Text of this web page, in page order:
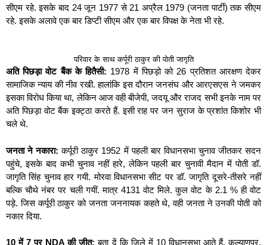
सीएम रहे. इसके बाद 24 जून 1977 से 21 अप्रैल 1979 (जनता पार्टी) तक सीएम
रहे. इसके अलावे एक बार डिप्टी सीएम और एक बार विपक्ष के नेता भी रहे.
परिवार के साथ कर्पूरी ठाकुर की पोती जागृति
अति पिछड़ा वोट बैंक के हितैसी: 1978 में पिछड़ो को 26 प्रतिशत आरक्षण देकर
सामाजिक न्याय की नीव रखी. हालांकि इस दौरान जनसंघ और आरएसएस ने जमकर
इसका विरोध किया था, लेकिन आज वही बीजेपी, जदयू और राजद सभी इनके नाम पर
अति पिछड़ा वोट बैंक इक्ट्ठा करते हैं. इसी राह पर जन सुराज के प्रशांत किशोर भी
चले थे.
जनता ने नकारा: कर्पूरी ठाकुर 1952 में पहली बार विधानसभा चुनाव जीतकर सदन
पहुंचे, इसके बाद कभी चुनाव नहीं हारे, लेकिन पहली बार चुनावी मैदान में पोती डॉ.
जागृति सिंह चुनाव हार गयी. मोरवा विधानसभा सीट पर डॉ. जागृति दूसरे-तीसरे नहीं
बल्कि चौथे नंबर पर चली गयीं. मात्र 4131 वोट मिले. कुल वोट के 2.1 % ही वोट
पड़े. जिस कर्पूरी ठाकुर को जनता जननायक कहते थे, वही जनता ने उनकी पोती को
नकार दिया.
10 में 7 पर NDA की जीत: बता दें कि जिले में 10 विधानसभा आते हैं. कल्याणपुर,